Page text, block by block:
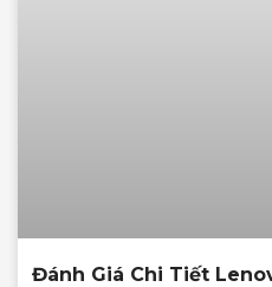
Đánh Giá Chi Tiết